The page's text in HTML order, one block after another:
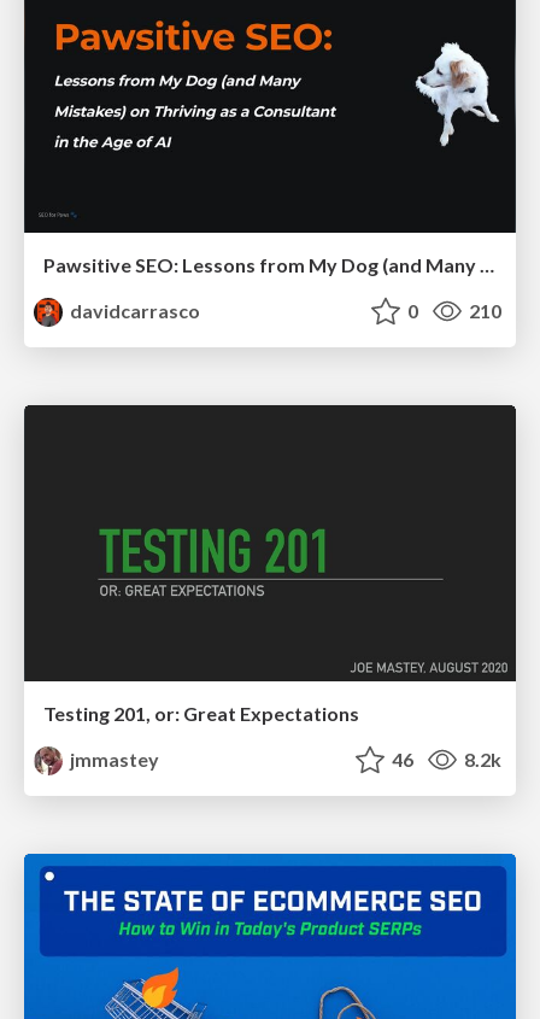
Pawsitive SEO: Lessons from My Dog (and Many Mistakes) on Thriving as a Consultant in the Age of AI
davidcarrasco
0 210
Testing 201, or: Great Expectations
jmmastey
46 8.2k